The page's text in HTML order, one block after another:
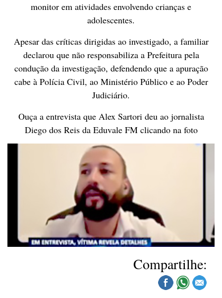
monitor em atividades envolvendo crianças e
adolescentes.
Apesar das críticas dirigidas ao investigado, a familiar
declarou que não responsabiliza a Prefeitura pela
condução da investigação, defendendo que a apuração
cabe à Polícia Civil, ao Ministério Público e ao Poder
Judiciário.
Ouça a entrevista que Alex Sartori deu ao jornalista
Diego dos Reis da Eduvale FM clicando na foto
Compartilhe: